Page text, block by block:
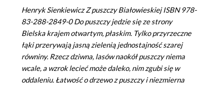
Henryk Sienkiewicz Z puszczy Białowieskiej ISBN 978-
83-288-2849-0 Do puszczy jedzie się ze strony
Bielska krajem otwartym, płaskim. Tylko przyrzeczne
łąki przerywają jasną zielenią jednostajność szarej
równiny. Rzecz dziwna, lasów naokół puszczy niema
wcale, a wzrok lecieć może daleko, nim zgubi się w
oddaleniu. Łatwość o drzewo z puszczy i niezmierna